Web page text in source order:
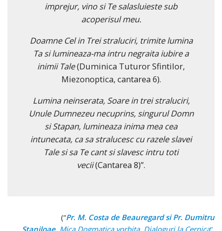
imprejur, vino si Te salasluieste sub
acoperisul meu.
Doamne Cel in Trei straluciri, trimite lumina
Ta si lumineaza-ma intru negraita iubire a
inimii Tale(Duminica Tuturor Sfintilor,
Miezonoptica, cantarea 6).
Lumina neinserata, Soare in trei straluciri,
Unule Dumnezeu necuprins, singurul Domn
si Stapan, lumineaza inima mea cea
intunecata, ca sa stralucesc cu razele slavei
Tale si sa Te cant si slavesc intru toti
vecii(Cantarea 8)”.
(“Pr. M. Costa de Beauregard si Pr. Dumitru
Staniloae. Mica Dogmatica vorbita. Dialoguri la Cernica“,